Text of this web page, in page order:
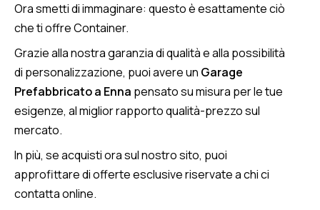
Ora smetti di immaginare: questo è esattamente ciò
che ti offre Container.
Grazie alla nostra garanzia di qualità e alla possibilità
di personalizzazione, puoi avere un Garage
Prefabbricato a Enna pensato su misura per le tue
esigenze, al miglior rapporto qualità-prezzo sul
mercato.
In più, se acquisti ora sul nostro sito, puoi
approfittare di offerte esclusive riservate a chi ci
contatta online.